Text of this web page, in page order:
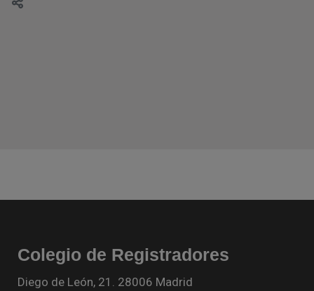
Colegio de Registradores
Diego de León, 21. 28006 Madrid